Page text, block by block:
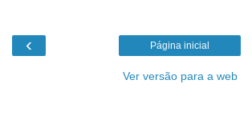
‹ Página inicial
Ver versão para a web